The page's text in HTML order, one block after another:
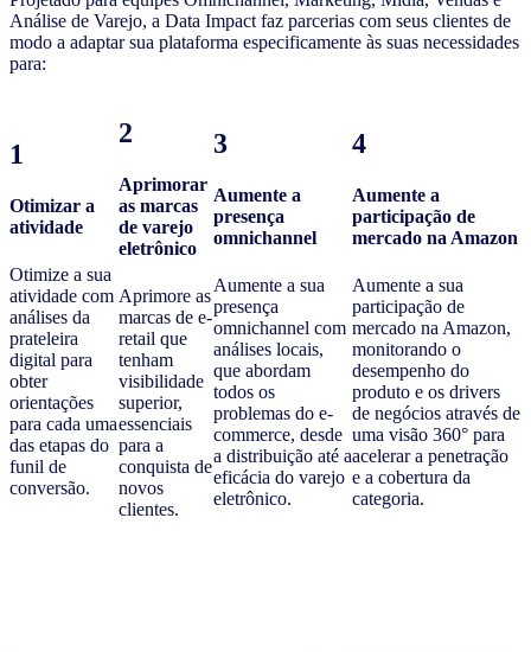
Análise de Varejo, a Data Impact faz parcerias com seus clientes de
modo a adaptar sua plataforma especificamente às suas necessidades
para:
1
Otimizar a
atividade
Otimize a sua
atividade com
análises da
prateleira
digital para
obter
orientações
para cada uma
das etapas do
funil de
conversão.
2
Aprimorar
as marcas
de varejo
eletrônico
Aprimore as
marcas de e-
retail que
tenham
visibilidade
superior,
essenciais
para a
conquista de
novos
clientes.
3
Aumente a
presença
omnichannel
Aumente a sua
presença
omnichannel com
análises locais,
que abordam
todos os
problemas do e-
commerce, desde
a distribuição até a
eficácia do varejo
eletrônico.
4
Aumente a
participação de
mercado na Amazon
Aumente a sua
participação de
mercado na Amazon,
monitorando o
desempenho do
produto e os drivers
de negócios através de
uma visão 360° para
acelerar a penetração
e a cobertura da
categoria.